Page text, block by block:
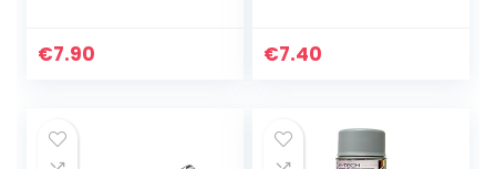
€7.90
bescherming
€7.40